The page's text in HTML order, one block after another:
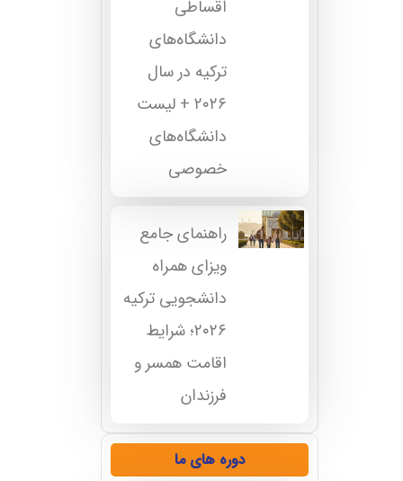
اقساطی
دانشگاه‌های
ترکیه در سال
۲۰۲۶ + لیست
دانشگاه‌های
خصوصی
راهنمای جامع
ویزای همراه
دانشجویی ترکیه
۲۰۲۶؛ شرایط
اقامت همسر و
فرزندان
دوره های ما